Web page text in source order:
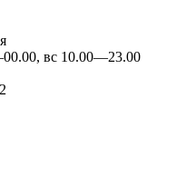
вс 10.00—23.00